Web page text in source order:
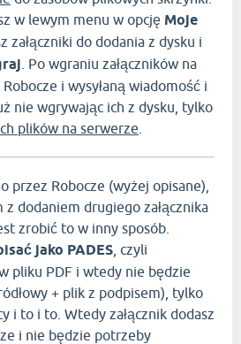
w lewym menu w opcję Moje
załączniki do dodania z dysku i
. Po wgraniu załączników na
i wysyłaną wiadomość i
nie wgrywając ich z dysku, tylko
plików na serwerze
przez Robocze (wyżej opisane),
dodaniem drugiego załącznika
zrobić to w inny sposób.
jako PADES , czyli
pliku PDF i wtedy nie będzie
+ plik z podpisem), tylko
i to i to. Wtedy załącznik dodasz
i nie będzie potrzeby